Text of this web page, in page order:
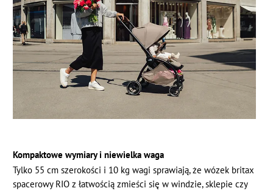
Kompaktowe wymiary i niewielka waga
Tylko 55 cm szerokości i 10 kg wagi sprawiają, że wózek britax
spacerowy RIO z łatwością zmieści się w windzie, sklepie czy